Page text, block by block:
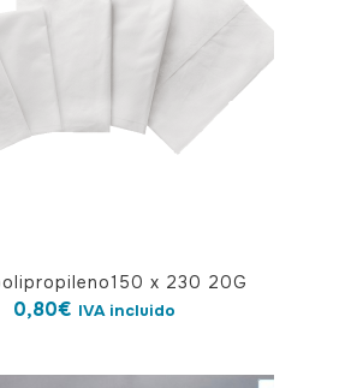
x 230 20G
0,80€ IVA incluido